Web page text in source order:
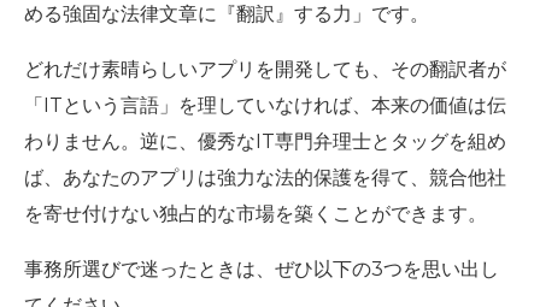
める強固な法律文章に『翻訳』する力」 です。
どれだけ素晴らしいアプリを開発しても、その翻訳者が
「ITという言語」を理していなければ、本来の価値は伝
わりません。逆に、優秀なIT専門弁理士とタッグを組め
ば、あなたのアプリは強力な法的保護を得て、競合他社
を寄せ付けない独占的な市場を築くことができます。
事務所選びで迷ったときは、ぜひ以下の3つを思い出し